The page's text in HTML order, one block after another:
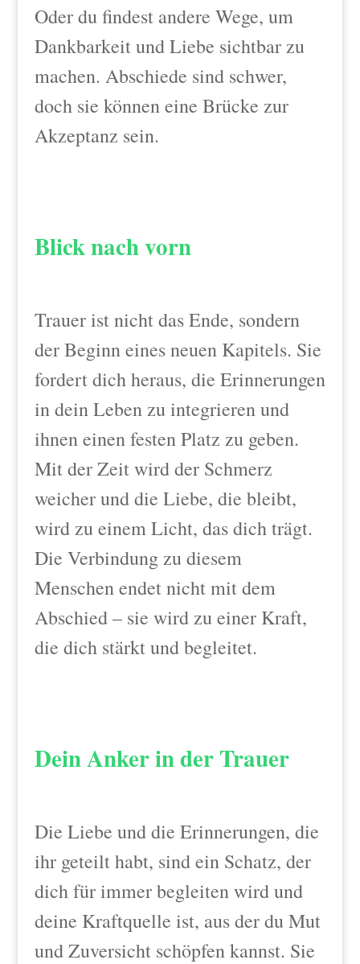
Oder du findest andere Wege, um
Dankbarkeit und Liebe sichtbar zu
machen. Abschiede sind schwer,
doch sie können eine Brücke zur
Akzeptanz sein.
Blick nach vorn
Trauer ist nicht das Ende, sondern
der Beginn eines neuen Kapitels. Sie
fordert dich heraus, die Erinnerungen
in dein Leben zu integrieren und
ihnen einen festen Platz zu geben.
Mit der Zeit wird der Schmerz
weicher und die Liebe, die bleibt,
wird zu einem Licht, das dich trägt.
Die Verbindung zu diesem
Menschen endet nicht mit dem
Abschied – sie wird zu einer Kraft,
die dich stärkt und begleitet.
Dein Anker in der Trauer
Die Liebe und die Erinnerungen, die
ihr geteilt habt, sind ein Schatz, der
dich für immer begleiten wird und
deine Kraftquelle ist, aus der du Mut
und Zuversicht schöpfen kannst. Sie